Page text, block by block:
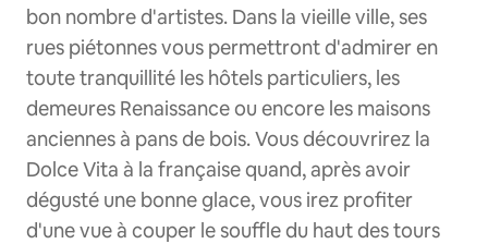
bon nombre d'artistes. Dans la vieille ville, ses
rues piétonnes vous permettront d'admirer en
toute tranquillité les hôtels particuliers, les
demeures Renaissance ou encore les maisons
anciennes à pans de bois. Vous découvrirez la
Dolce Vita à la française quand, après avoir
dégusté une bonne glace, vous irez profiter
d'une vue à couper le souffle du haut des tours